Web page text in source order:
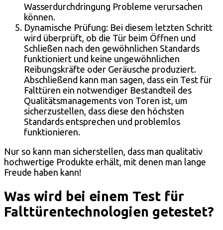
Wasserdurchdringung Probleme verursachen
können.
Dynamische Prüfung: Bei diesem letzten Schritt
wird überprüft, ob die Tür beim Öffnen und
Schließen nach den gewöhnlichen Standards
funktioniert und keine ungewöhnlichen
Reibungskräfte oder Geräusche produziert.
Abschließend kann man sagen, dass ein Test für
Falttüren ein notwendiger Bestandteil des
Qualitätsmanagements von Toren ist, um
sicherzustellen, dass diese den höchsten
Standards entsprechen und problemlos
funktionieren.
Nur so kann man sicherstellen, dass man qualitativ
hochwertige Produkte erhält, mit denen man lange
Freude haben kann!
Was wird bei einem Test für
Falttürentechnologien getestet?